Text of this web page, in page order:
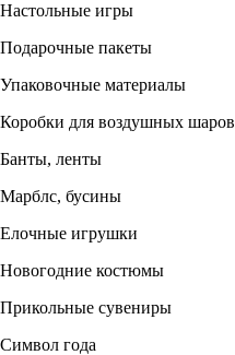
Настольные игры
Подарочные пакеты
Упаковочные материалы
Коробки для воздушных шаров
Банты, ленты
Марблс, бусины
Елочные игрушки
Новогодние костюмы
Прикольные сувениры
Символ года